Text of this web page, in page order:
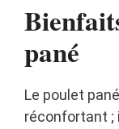
pané
Le poulet
réconfortant ;